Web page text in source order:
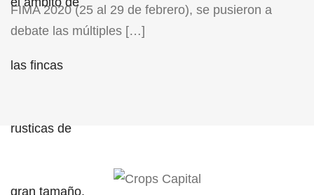
FIMA 2020 (25 al 29 de febrero), se pusieron a
debate las múltiples […]